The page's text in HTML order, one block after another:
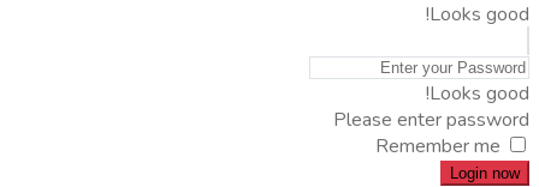
Looks good!
Looks good!
Please enter password
Remember me
Login now